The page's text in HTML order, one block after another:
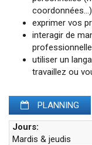
coordonnées…)
exprimer vos
interagir de
professionnelle
utiliser un
travaillez ou
PLANNING
Jours:
Mardis & jeudis